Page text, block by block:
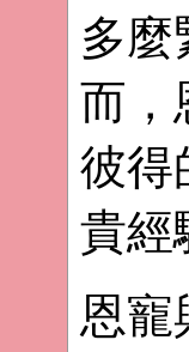
多麼
而，
彼得
貴經
恩寵